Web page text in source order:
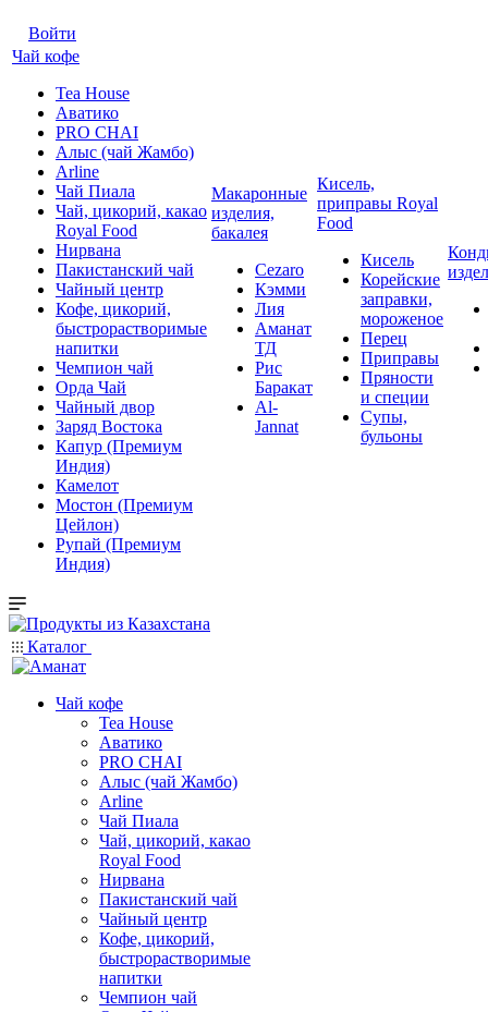
Войти
Чай кофе
Tea House
Аватико
PRO CHAI
Алыс (чай Жамбо)
Arline
Чай Пиала
Чай, цикорий, какао
Royal Food
Нирвана
Пакистанский чай
Чайный центр
Кофе, цикорий,
быстрорастворимые
напитки
Чемпион чай
Орда Чай
Чайный двор
Заряд Востока
Капур (Премиум
Индия)
Камелот
Мостон (Премиум
Цейлон)
Рупай (Премиум
Индия)
Макаронные
изделия,
бакалея
Cezaro
Кэмми
Лия
Аманат
ТД
Рис
Баракат
Al-
Jannat
Кисель,
приправы Royal
Food
Кисель
Корейские
заправки,
мороженое
Перец
Приправы
Пряности
и специи
Супы,
бульоны
Каталог
Чай кофе
Tea House
Аватико
PRO CHAI
Алыс (чай Жамбо)
Arline
Чай Пиала
Чай, цикорий, какао
Royal Food
Нирвана
Пакистанский чай
Чайный центр
Кофе, цикорий,
быстрорастворимые
напитки
Чемпион чай